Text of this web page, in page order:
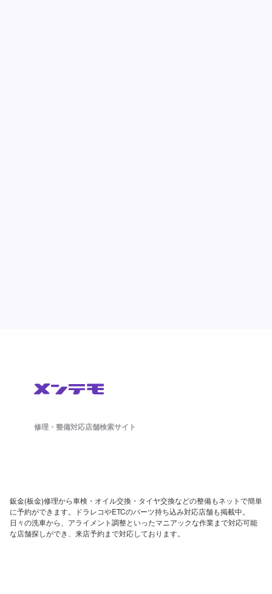
修理・整備対応店舗検索サイト
鈑金(板金)修理から車検・オイル交換・タイヤ交換などの整備もネットで簡単
に予約ができます。ドラレコやETCのパーツ持ち込み対応店舗も掲載中。
日々の洗車から、アライメント調整といったマニアックな作業まで対応可能
な店舗探しができ、来店予約まで対応しております。